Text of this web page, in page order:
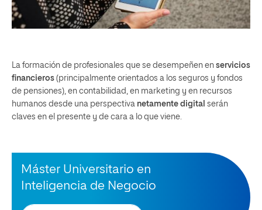
La formación de profesionales que se desempeñen en servicios
financieros (principalmente orientados a los seguros y fondos
de pensiones), en contabilidad, en marketing y en recursos
humanos desde una perspectiva netamente digital serán
claves en el presente y de cara a lo que viene.
Máster Universitario en
Inteligencia de Negocio